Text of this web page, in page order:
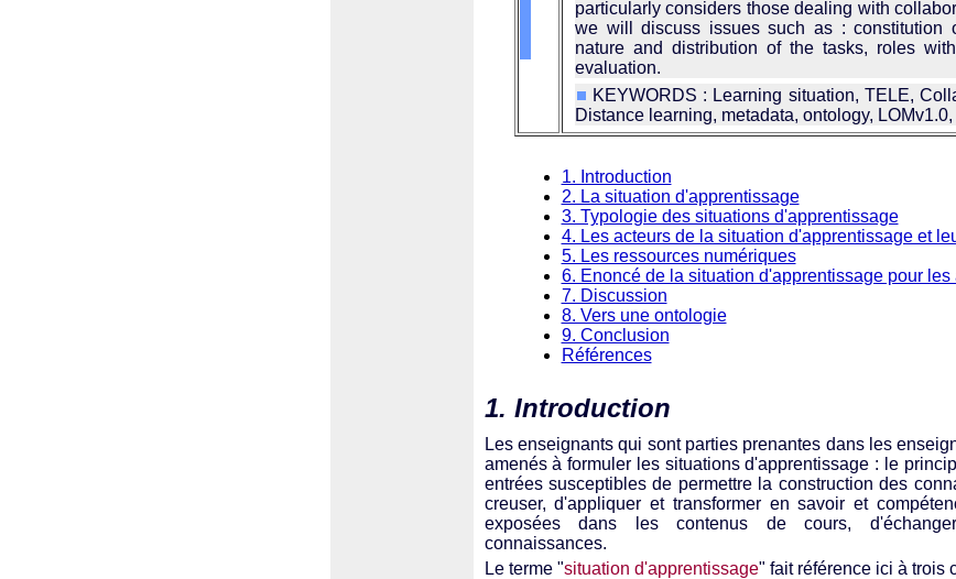
particularly considers those dealing with
we will discuss issues such as : constitution
nature and distribution of the tasks, roles
evaluation.
KEYWORDS : Learning situation, TELE,
Distance learning, metadata, ontology, LOMv1.0,
1. Introduction
2. La situation d'apprentissage
3. Typologie des situations d'apprentissage
4. Les acteurs de la situation d'apprentissage et
5. Les ressources numériques
6. Enoncé de la situation d'apprentissage pour les
7. Discussion
8. Vers une ontologie
9. Conclusion
Références
1. Introduction
Les enseignants qui sont parties prenantes dans les
amenés à formuler les situations d'apprentissage : le
entrées susceptibles de permettre la construction des
creuser, d'appliquer et transformer en savoir et
exposées dans les contenus de cours,
connaissances.
Le terme "situation d'apprentissage" fait référence ici à trois